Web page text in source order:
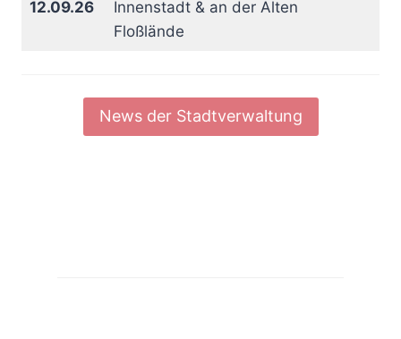
12.09.26
Innenstadt & an der Alten
Floßlände
News der Stadtverwaltung